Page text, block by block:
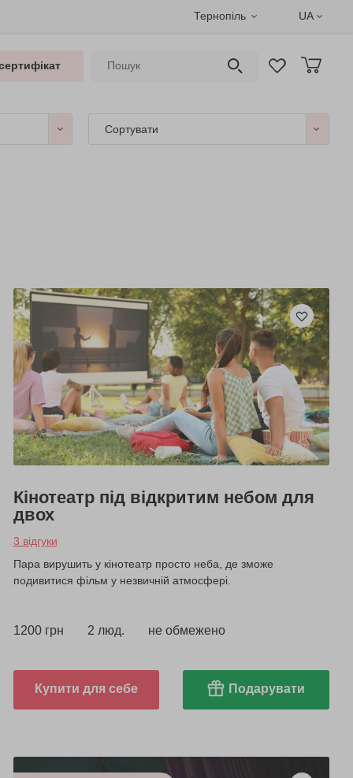
Тернопіль UA
Сортувати
Кінотеатр під відкритим небом для
двох
3 відгуки
Пара вирушить у кінотеатр просто неба, де зможе
подивитися фільм у незвичній атмосфері.
1200 грн 2 люд. не обмежено
Купити для себе Подарувати